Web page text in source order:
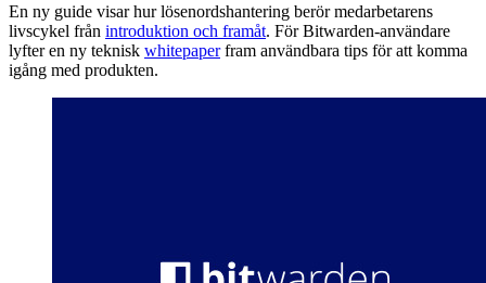
En ny guide visar hur lösenordshantering berör medarbetarens
livscykel från introduktion och framåt. För Bitwarden-användare
lyfter en ny teknisk whitepaperfram användbara tips för att komma
igång med produkten.